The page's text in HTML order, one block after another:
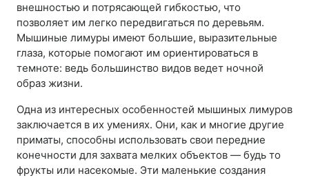
внешностью и потрясающей гибкостью, что
позволяет им легко передвигаться по деревьям.
Мышиные лимуры имеют большие, выразительные
глаза, которые помогают им ориентироваться в
темноте: ведь большинство видов ведет ночной
образ жизни.
Одна из интересных особенностей мышиных лимуров
заключается в их умениях. Они, как и многие другие
приматы, способны использовать свои передние
конечности для захвата мелких объектов — будь то
фрукты или насекомые. Эти маленькие создания